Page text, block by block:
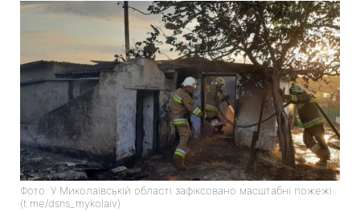
Фото: У Миколаївській області зафіксовано масштабні пожежі
(t.me/dsns_mykolaiv)